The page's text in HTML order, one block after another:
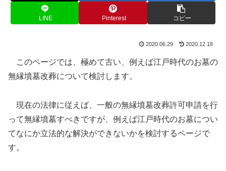
LINE Pinterest コピー
2020.06.29 2020.12.18
このページでは、極めて古い、例えば江戸時代のお墓の
無縁墳墓改葬について検討します。
現在の法律に従えば、一般の無縁墳墓改葬許可申請を行
って無縁墳墓すべきですが、例えば江戸時代のお墓につい
てなにか立法的な解決ができないかを検討するページで
す。